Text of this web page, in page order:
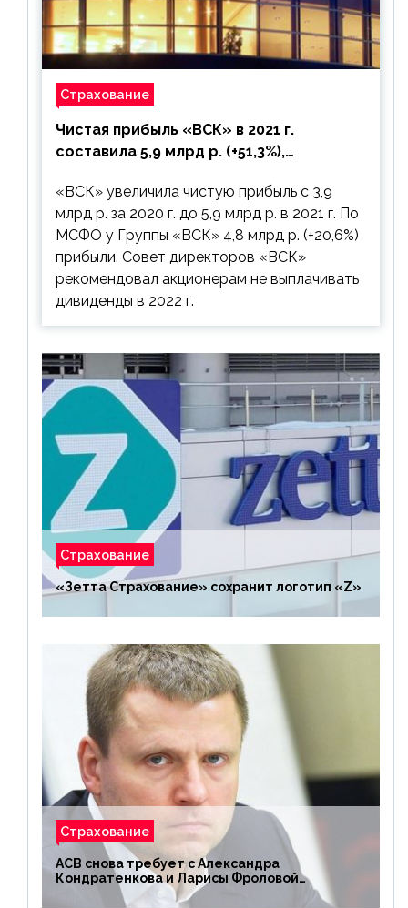
Страхование
Чистая прибыль «ВСК» в 2021 г.
составила 5,9 млрд р. (+51,3%),
выплачивать
«ВСК» увеличила чистую прибыль с 3,9
млрд р. за 2020 г. до 5,9 млрд р. в 2021 г. По
МСФО у Группы «ВСК» 4,8 млрд р. (+20,6%)
прибыли. Совет директоров «ВСК»
рекомендовал акционерам не выплачивать
дивиденды в 2022 г.
Страхование
«Зетта Страхование» сохранит логотип «Z»
Страхование
АСВ снова требует с Александра
Кондратенкова и Ларисы Фроловой
возмещения убытков на 1,5 млрд р.